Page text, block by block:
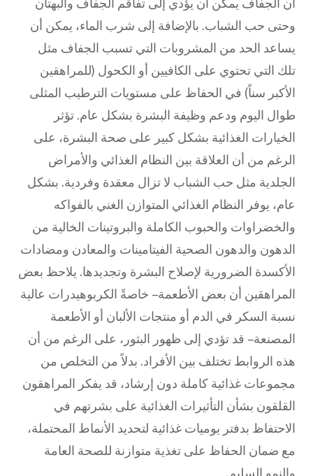
أن الجفاف يمكن أن يؤدي إلى تفاقم الجفاف والبهتان
وحتى حب الشباب. بالإضافة إلى شرب الماء، يمكن أن
يساعد الحد من المشروبات التي تسبب الجفاف مثل
تلك التي تحتوي على الكافيين أو الكحول (للمراهقين
الأكبر سناً) في الحفاظ على مستويات الترطيب المثلى
طوال اليوم ودعم وظيفة البشرة بشكل عام. تؤثر
الخيارات الغذائية بشكل كبير على صحة البشرة، على
الرغم من أن العلاقة بين النظام الغذائي والأمراض
الجلدية مثل حب الشباب لا تزال معقدة وفردية. بشكل
عام، يوفر النظام الغذائي المتوازن الغني بالفواكه
والخضراوات والحبوب الكاملة والبروتينات الخالية من
الدهون والدهون الصحية الفيتامينات والمعادن ومضادات
الأكسدة الضرورية لإصلاح البشرة وتجديدها. يلاحظ بعض
المراهقين أن بعض الأطعمة – خاصةً الكربوهيدرات عالية
نسبة السكر في الدم أو منتجات الألبان أو الأطعمة
المصنعة – قد تؤدي إلى ظهور البثور، على الرغم من أن
هذه الروابط تختلف بين الأفراد. بدلاً من التخلص من
مجموعات غذائية كاملة دون إرشاد، قد يفكر المراهقون
القلقون بشأن التأثيرات الغذائية على بشرتهم في
الاحتفاظ بدفتر يوميات غذائية لتحديد الأنماط المحتملة،
مع ضمان الحفاظ على تغذية متوازنة للصحة العامة
والنمو السليم.